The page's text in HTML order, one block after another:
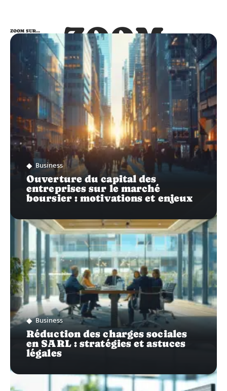
ZOOM
SUR…
ZOOM SUR…
Business
Ouverture du capital des
entreprises sur le marché
boursier : motivations et enjeux
Business
Réduction des charges sociales
en SARL : stratégies et astuces
légales